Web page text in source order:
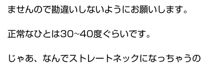
ませんので勘違いしないようにお願いします。
正常なひとは30~40度ぐらいです。
じゃあ、なんでストレートネックになっちゃうの